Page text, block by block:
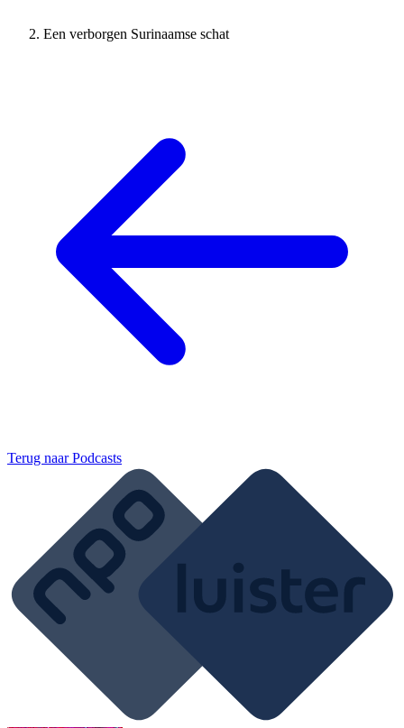
Een verborgen Surinaamse schat
Terug naarPodcasts